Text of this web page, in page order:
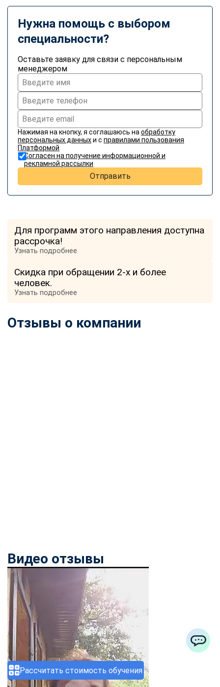
Рассчитать стоимость обучения
Нужна помощь с выбором
специальности?
Оставьте заявку для связи с персональным
менеджером
Нажимая на кнопку, я соглашаюсь на обработку
персональных данныхи с правилами пользования
Платформой
Согласен на получение информационной и
рекламной рассылки
Отправить
Для программ этого направления доступна
рассрочка!
Узнать подробнее
Скидка при обращении 2-х и более
человек.
Узнать подробнее
Отзывы о компании
Видео отзывы
ChatApp
online
Мессенджеры
Свяжитесь с нами через любой удобный мессенджер!
Telegram WhatsApp
ChatApp